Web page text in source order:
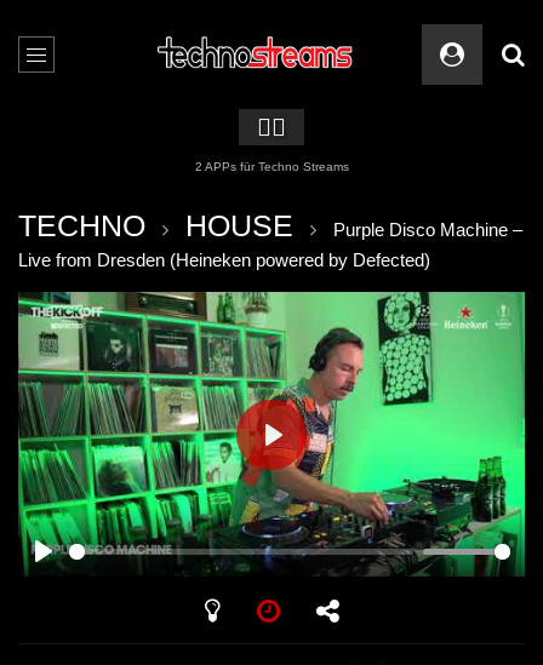
🏳️‍🌈
2 APPs für Techno Streams
TECHNO HOUSE
Purple Disco Machine –
Live from Dresden (Heineken powered by Defected)
PLAY
PLAY